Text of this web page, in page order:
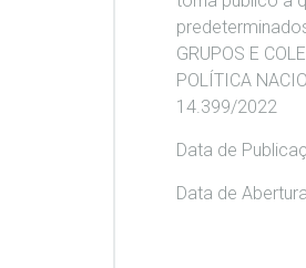
GRUPOS E
POLÍTICA
14.399/2022
Data de
Data de